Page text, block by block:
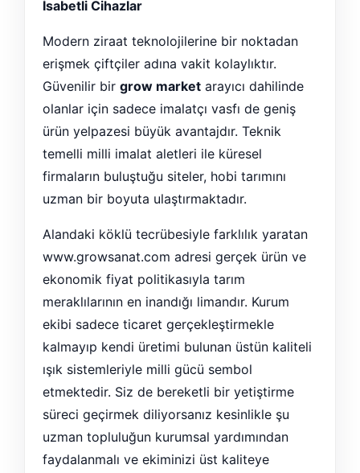
İsabetli Cihazlar
Modern ziraat teknolojilerine bir noktadan
erişmek çiftçiler adına vakit kolaylıktır.
Güvenilir bir grow market arayıcı dahilinde
olanlar için sadece imalatçı vasfı de geniş
ürün yelpazesi büyük avantajdır. Teknik
temelli milli imalat aletleri ile küresel
firmaların buluştuğu siteler, hobi tarımını
uzman bir boyuta ulaştırmaktadır.
Alandaki köklü tecrübesiyle farklılık yaratan
www.growsanat.com adresi gerçek ürün ve
ekonomik fiyat politikasıyla tarım
meraklılarının en inandığı limandır. Kurum
ekibi sadece ticaret gerçekleştirmekle
kalmayıp kendi üretimi bulunan üstün kaliteli
ışık sistemleriyle milli gücü sembol
etmektedir. Siz de bereketli bir yetiştirme
süreci geçirmek diliyorsanız kesinlikle şu
uzman topluluğun kurumsal yardımından
faydalanmalı ve ekiminizi üst kaliteye